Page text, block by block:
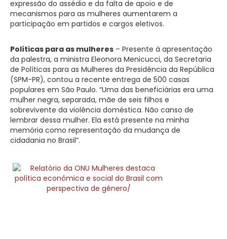
expressão do assédio e da falta de apoio e de
mecanismos para as mulheres aumentarem a
participação em partidos e cargos eletivos.
Políticas para as mulheres – Presente à apresentação
da palestra, a ministra Eleonora Menicucci, da Secretaria
de Políticas para as Mulheres da Presidência da República
(SPM-PR), contou a recente entrega de 500 casas
populares em São Paulo. “Uma das beneficiárias era uma
mulher negra, separada, mãe de seis filhos e
sobrevivente da violência doméstica. Não canso de
lembrar dessa mulher. Ela está presente na minha
memória como representação da mudança de
cidadania no Brasil”.